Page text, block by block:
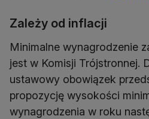
Zależy od inflacji
Minimalne wynagrodzenie
jest w Komisji Trójstronnej.
ustawowy obowiązek
propozycję wysokości
wynagrodzenia w roku